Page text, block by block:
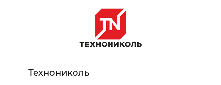
Технониколь